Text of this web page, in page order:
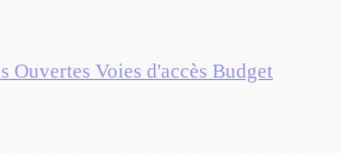
Ouvertes Voies d'accès Budget